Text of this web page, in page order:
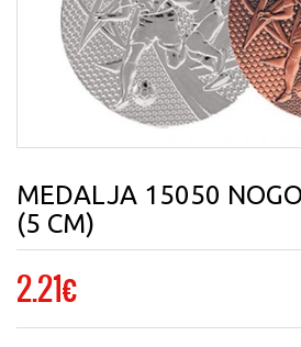
MEDALJA 15050
(5 CM)
2.21€